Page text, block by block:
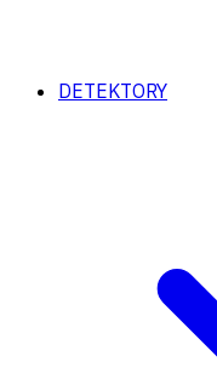
DETEKTORY